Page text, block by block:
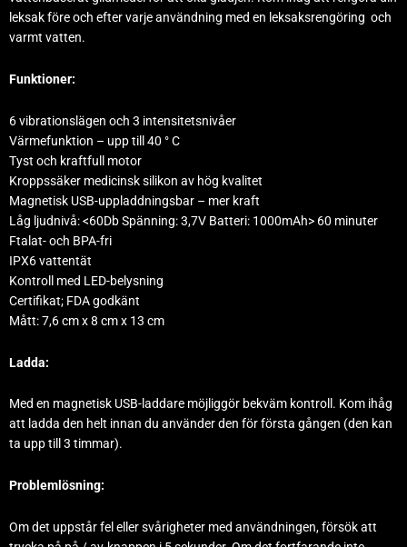
leksak före och efter varje användning med en leksaksrengöring och
varmt vatten.
Funktioner:
6 vibrationslägen och 3 intensitetsnivåer
Värmefunktion – upp till 40 ° C
Tyst och kraftfull motor
Kroppssäker medicinsk silikon av hög kvalitet
Magnetisk USB-uppladdningsbar – mer kraft
Låg ljudnivå: <60Db Spänning: 3,7V Batteri: 1000mAh> 60 minuter
Ftalat- och BPA-fri
IPX6 vattentät
Kontroll med LED-belysning
Certifikat; FDA godkänt
Mått: 7,6 cm x 8 cm x 13 cm
Ladda:
Med en magnetisk USB-laddare möjliggör bekväm kontroll. Kom ihåg
att ladda den helt innan du använder den för första gången (den kan
ta upp till 3 timmar).
Problemlösning:
Om det uppstår fel eller svårigheter med användningen, försök att